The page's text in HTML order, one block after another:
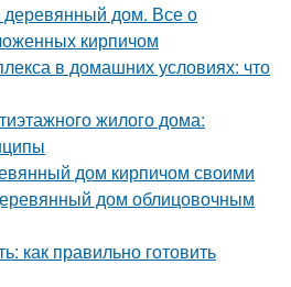
дом. Все о
кирпичом
в домашних условиях: что
жилого дома:
дом кирпичом своими
дом облицовочным
как правильно готовить